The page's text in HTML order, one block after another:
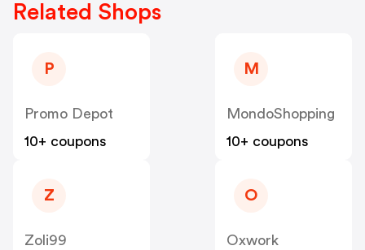
Related Shops
P
Promo Depot
10+ coupons
M
MondoShopping
10+ coupons
Z
Zoli99
O
Oxwork